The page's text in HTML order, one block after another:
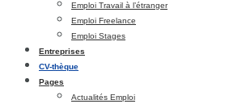
Emploi Travail à l’étranger
Emploi Freelance
Emploi Stages
Entreprises
CV-thèque
Pages
Actualités Emploi